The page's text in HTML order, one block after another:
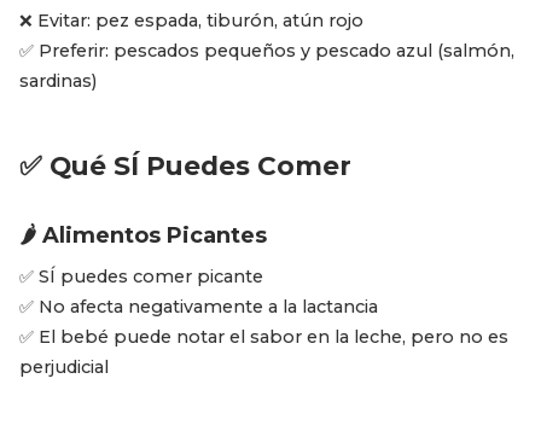
❌ Evitar: pez espada, tiburón, atún rojo
✅ Preferir: pescados pequeños y pescado azul (salmón,
sardinas)
✅ Qué SÍ Puedes Comer
🌶️ Alimentos Picantes
✅ SÍ puedes comer picante
✅ No afecta negativamente a la lactancia
✅ El bebé puede notar el sabor en la leche, pero no es
perjudicial